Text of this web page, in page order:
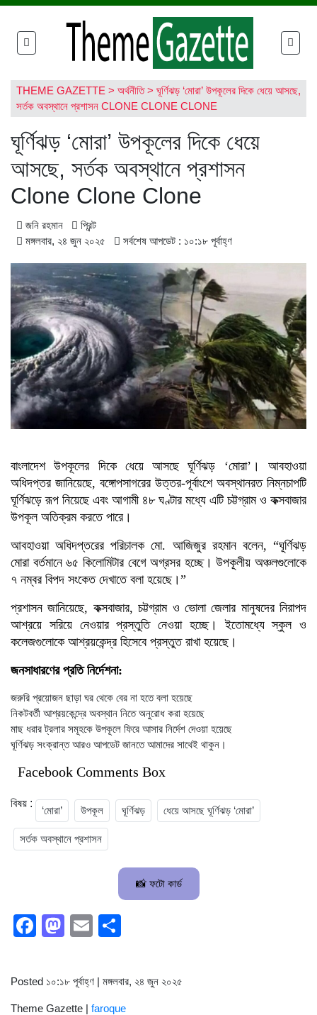
THEME GAZETTE > অর্থনীতি> ঘূর্ণিঝড় ‘মোরা’ উপকূলের দিকে ধেয়ে আসছে,
সর্তক অবস্থানে প্রশাসন CLONE CLONE CLONE
ঘূর্ণিঝড় ‘মোরা’ উপকূলের দিকে ধেয়ে
আসছে, সর্তক অবস্থানে প্রশাসন
Clone Clone Clone
জনি রহমান
প্রিন্ট
মঙ্গলবার, ২৪ জুন ২০২৫
সর্বশেষ আপডেট : ১০:১৮ পূর্বাহ্ণ
বাংলাদেশ উপকূলের দিকে ধেয়ে আসছে ঘূর্ণিঝড় ‘মোরা’। আবহাওয়া
অধিদপ্তর জানিয়েছে, বঙ্গোপসাগরের উত্তর-পূর্বাংশে অবস্থানরত নিম্নচাপটি
ঘূর্ণিঝড়ে রূপ নিয়েছে এবং আগামী ৪৮ ঘণ্টার মধ্যে এটি চট্টগ্রাম ও কক্সবাজার
উপকূল অতিক্রম করতে পারে।
আবহাওয়া অধিদপ্তরের পরিচালক মো. আজিজুর রহমান বলেন, “ঘূর্ণিঝড়
মোরা বর্তমানে ৬৫ কিলোমিটার বেগে অগ্রসর হচ্ছে। উপকূলীয় অঞ্চলগুলোকে
৭ নম্বর বিপদ সংকেত দেখাতে বলা হয়েছে।”
প্রশাসন জানিয়েছে, কক্সবাজার, চট্টগ্রাম ও ভোলা জেলার মানুষদের নিরাপদ
আশ্রয়ে সরিয়ে নেওয়ার প্রস্তুতি নেওয়া হচ্ছে। ইতোমধ্যে স্কুল ও
কলেজগুলোকে আশ্রয়কেন্দ্র হিসেবে প্রস্তুত রাখা হয়েছে।
জনসাধারণের প্রতি নির্দেশনা:
জরুরি প্রয়োজন ছাড়া ঘর থেকে বের না হতে বলা হয়েছে
নিকটবর্তী আশ্রয়কেন্দ্রে অবস্থান নিতে অনুরোধ করা হয়েছে
মাছ ধরার ট্রলার সমূহকে উপকূলে ফিরে আসার নির্দেশ দেওয়া হয়েছে
ঘূর্ণিঝড় সংক্রান্ত আরও আপডেট জানতে আমাদের সাথেই থাকুন।
Facebook Comments Box
বিষয় :
‘মোরা’ উপকূল ঘূর্ণিঝড় ধেয়ে আসছে ঘূর্ণিঝড় ‘মোরা’
সর্তক অবস্থানে প্রশাসন
📸 ফটো কার্ড
Facebook
Mastodon
Email
Posted ১০:১৮ পূর্বাহ্ণ | মঙ্গলবার, ২৪ জুন ২০২৫
Theme Gazette | faroque